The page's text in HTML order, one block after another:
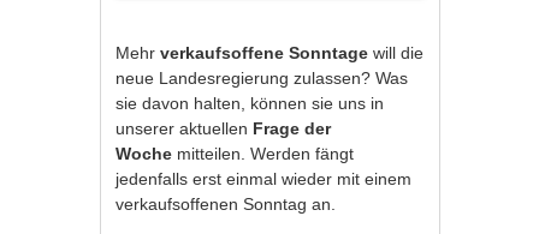
Mehrverkaufsoffene Sonntagewill die
neue Landesregierung zulassen? Was
sie davon halten, können sie uns in
unserer aktuellen Frage der
Woche mitteilen. Werden fängt
jedenfalls erst einmal wieder mit einem
verkaufsoffenen Sonntag an.